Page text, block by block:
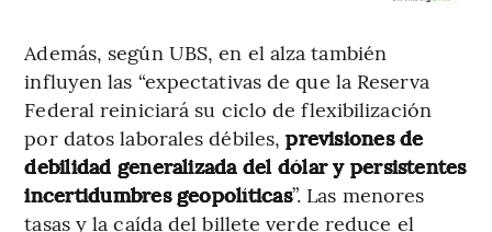
Además, según UBS, en el alza también
influyen las “expectativas de que la Reserva
Federal reiniciará su ciclo de flexibilización
por datos laborales débiles,previsiones de
debilidad generalizada del dólar y persistentes
incertidumbres geopolíticas”. Las menores
tasas y la caída del billete verde reduce el